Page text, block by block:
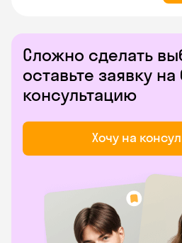
Сложно сделать
оставьте заявку
консультацию
Хочу на